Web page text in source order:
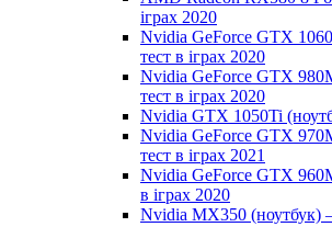
іграх 2020
Nvidia GeForce GTX
тест в іграх 2020
Nvidia GeForce GTX
тест в іграх 2020
Nvidia GTX 1050Ti
Nvidia GeForce GTX
тест в іграх 2021
Nvidia GeForce GTX
в іграх 2020
Nvidia MX350 (ноутбук) –